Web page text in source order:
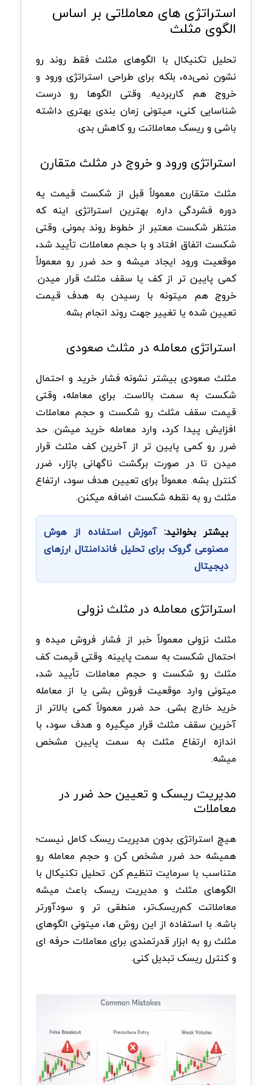
‏استراتژی های معاملاتی بر اساس
الگوی مثلث
تحلیل تکنیکال با الگوهای مثلث فقط روند رو
نشون نمی‌ده، بلکه برای طراحی استراتژی ورود و
خروج هم کاربردیه. وقتی الگوها رو درست
شناسایی کنی، میتونی زمان بندی بهتری داشته
باشی و ریسک معاملاتت رو کاهش بدی.
‏استراتژی ورود و خروج در مثلث متقارن
مثلث متقارن معمولاً قبل از شکست قیمت یه
دوره فشردگی داره. بهترین استراتژی اینه که
منتظر شکست معتبر از خطوط روند بمونی. وقتی
شکست اتفاق افتاد و با حجم معاملات تأیید شد،
موقعیت ورود ایجاد میشه و حد ضرر رو معمولاً
کمی پایین تر از کف یا سقف مثلث قرار میدن.
خروج هم میتونه با رسیدن به هدف قیمت
تعیین شده یا تغییر جهت روند انجام بشه.
‏استراتژی معامله در مثلث صعودی
مثلث صعودی بیشتر نشونه فشار خرید و احتمال
شکست به سمت بالاست. برای معامله، وقتی
قیمت سقف مثلث رو شکست و حجم معاملات
افزایش پیدا کرد، وارد معامله خرید میشن. حد
ضرر رو کمی پایین تر از آخرین کف مثلث قرار
میدن تا در صورت برگشت ناگهانی بازار، ضرر
کنترل بشه. معمولاً برای تعیین هدف سود، ارتفاع
مثلث رو به نقطه شکست اضافه میکنن.
بیشتر بخوانید:آموزش استفاده از هوش
مصنوعی گروک برای تحلیل فاندامنتال ارزهای
دیجیتال
‏استراتژی معامله در مثلث نزولی
مثلث نزولی معمولاً خبر از فشار فروش میده و
احتمال شکست به سمت پایینه. وقتی قیمت کف
مثلث رو شکست و حجم معاملات تأیید شد،
میتونی وارد موقعیت فروش بشی یا از معامله
خرید خارج بشی. حد ضرر معمولاً کمی بالاتر از
آخرین سقف مثلث قرار میگیره و هدف سود، با
اندازه ارتفاع مثلث به سمت پایین مشخص
میشه.
‏مدیریت ریسک و تعیین حد ضرر در
معاملات
هیچ استراتژی بدون مدیریت ریسک کامل نیست؛
همیشه حد ضرر مشخص کن و حجم معامله رو
متناسب با سرمایت تنظیم کن. تحلیل تکنیکال با
الگوهای مثلث و مدیریت ریسک باعث میشه
معاملاتت کم‌ریسک‌تر، منطقی تر و سودآورتر
باشه. با استفاده از این روش ها، میتونی الگوهای
مثلث رو به ابزار قدرتمندی برای معاملات حرفه ای
و کنترل ریسک تبدیل کنی.